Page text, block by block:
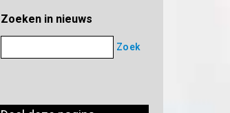
Zoeken in nieuws
Zoek